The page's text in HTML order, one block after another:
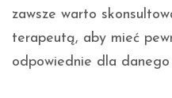
zawsze warto
terapeutą, aby mieć
odpowiednie dla